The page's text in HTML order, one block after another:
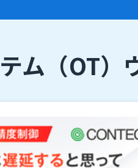
ム（OT）